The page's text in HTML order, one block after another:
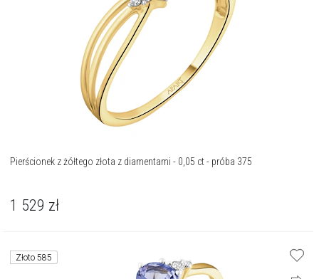
Pierścionek z żółtego złota z diamentami - 0,05 ct - próba 375
1 529 zł
Złoto 585